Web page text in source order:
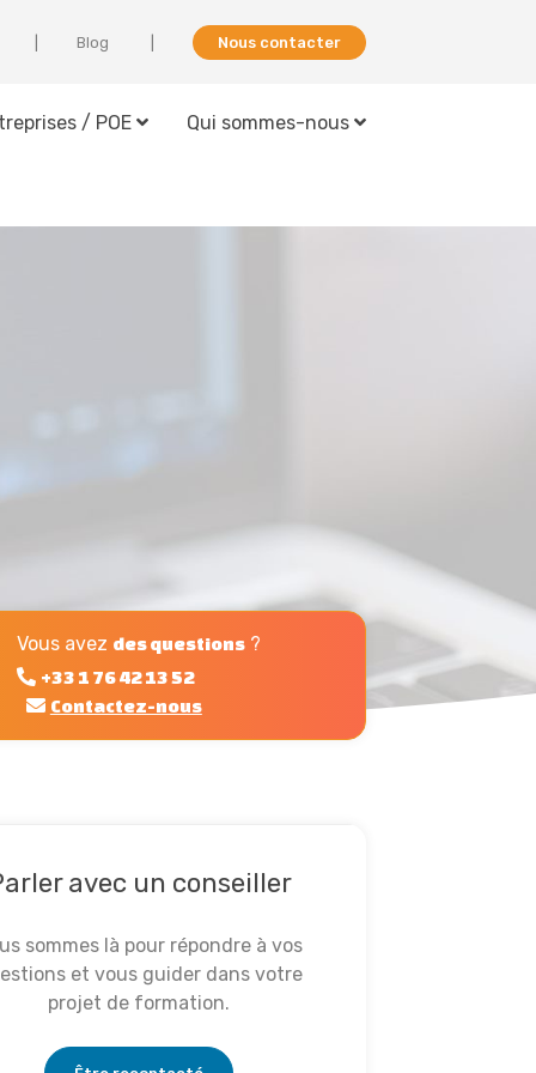
/ POE Qui sommes-nous
Blog Nous contacter
Vous avez des questions?
+33 1 76 42 13 52
Contactez-nous
avec un conseiller
sommes là pour répondre à vos
et vous guider dans votre
projet de formation.